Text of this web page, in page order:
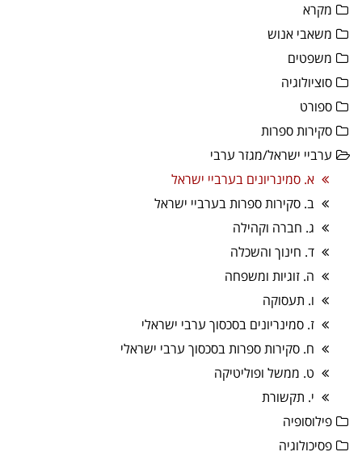
מקרא
משאבי אנוש
משפטים
סוציולוגיה
ספורט
סקירות ספרות
ערביי ישראל/מגזר ערבי
א. סמינריונים בערביי ישראל
ב. סקירות ספרות בערביי ישראל
ג. חברה וקהילה
ד. חינוך והשכלה
ה. זוגיות ומשפחה
ו. תעסוקה
ז. סמינריונים בסכסוך ערבי ישראלי
ח. סקירות ספרות בסכסוך ערבי ישראלי
ט. ממשל ופוליטיקה
י. תקשורת
פילוסופיה
פסיכולוגיה